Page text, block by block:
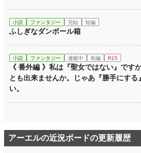
小説 ファンタジー 完結 短編
ふしぎなダンボール箱
小説 ファンタジー 連載中 長編 R15
《 番外編 》私は『聖女ではない』です
とも出来ませんか。じゃあ『勝手にする
い。
アーエルの近況ボードの更新履歴